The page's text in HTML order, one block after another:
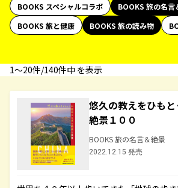
BOOKS スペシャルコラボ
BOOKS 旅の名言
BOOKS 旅と健康
BOOKS 旅の読み物
1〜20件/140件中 を表示
悠久の教えをひも
絶景１００
BOOKS 旅の名言＆絶景
2022.12.15 発売